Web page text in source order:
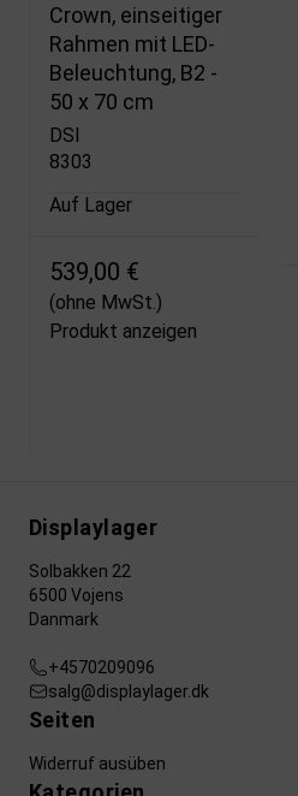
Crown, einseitiger
Rahmen mit LED-
Beleuchtung, B2 -
50 x 70 cm
DSI
8303
Auf Lager
539,00 €
(ohne MwSt.)
Produkt anzeigen
Displaylager
Solbakken 22
6500 Vojens
Danmark
+4570209096
salg@displaylager.dk
Seiten
Widerruf ausüben